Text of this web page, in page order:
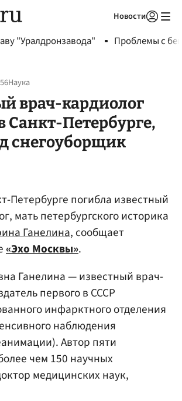
Новости
"Уралдронзавода" Проблемы с
Наука
врач-кардиолог
Санкт-Петербурге,
снегоуборщик
Петербурге погибла известный
мать петербургского историка
Ганелина, сообщает
«Эхо Москвы».
Ганелина — известный врач-
первого в СССР
инфарктного отделения
наблюдения
Автор пяти
чем 150 научных
медицинских наук,